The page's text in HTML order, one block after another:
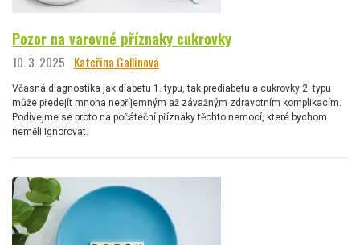
Pozor na varovné příznaky cukrovky
10. 3. 2025 Kateřina Gallinová
Včasná diagnostika jak diabetu 1. typu, tak prediabetu a cukrovky 2. typu
může předejít mnoha nepříjemným až závažným zdravotním komplikacím.
Podívejme se proto na počáteční příznaky těchto nemocí, které bychom
neměli ignorovat.